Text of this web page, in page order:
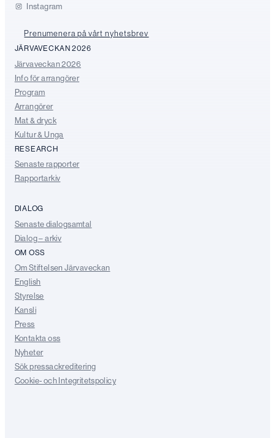
Instagram
Prenumenera på vårt nyhetsbrev
JÄRVAVECKAN 2026
Järvaveckan 2026
Info för arrangörer
Program
Arrangörer
Mat & dryck
Kultur & Unga
RESEARCH
Senaste rapporter
Rapportarkiv
DIALOG
Senaste dialogsamtal
Dialog – arkiv
OM OSS
Om Stiftelsen Järvaveckan
English
Styrelse
Kansli
Press
Kontakta oss
Nyheter
Sök pressackreditering
Cookie- och Integritetspolicy